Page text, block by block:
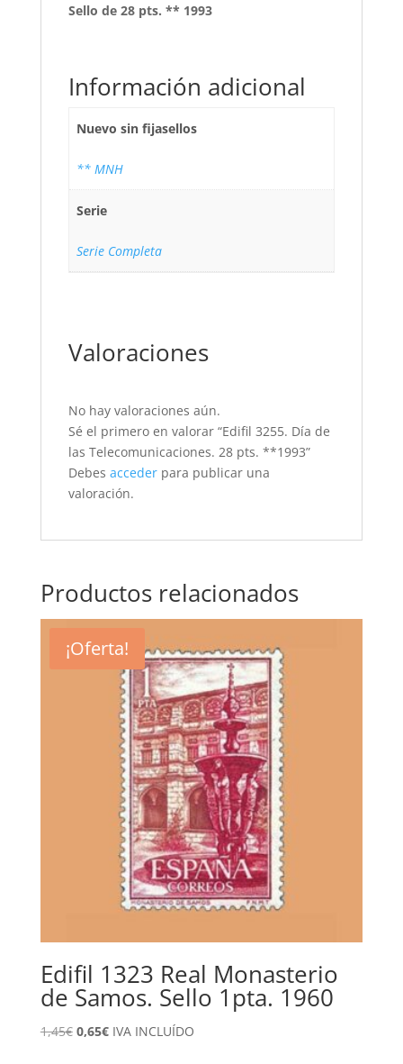
Sello de 28 pts. ** 1993
Información adicional
Nuevo sin fijasellos
** MNH
Serie
Serie Completa
Valoraciones
No hay valoraciones aún.
Sé el primero en valorar “Edifil 3255. Día de
las Telecomunicaciones. 28 pts. **1993”
Debes accederpara publicar una
valoración.
Productos relacionados
¡Oferta!
Edifil 1323 Real Monasterio
de Samos. Sello 1pta. 1960
1,45€ El
0,65€ElIVA INCLUÍDO